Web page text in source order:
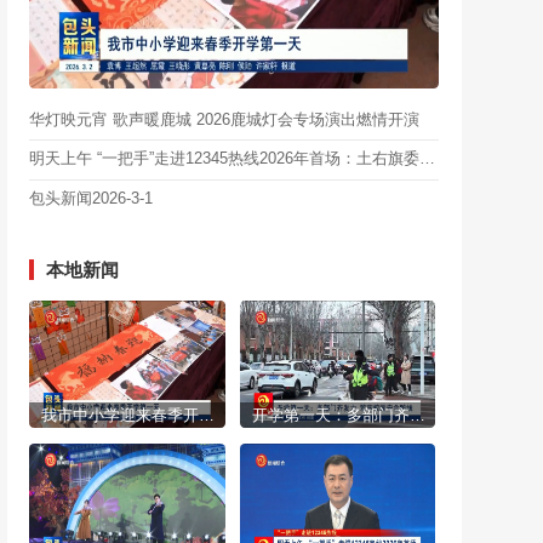
华灯映元宵 歌声暖鹿城 2026鹿城灯会专场演出燃情开演
明天上午 “一把手”走进12345热线2026年首场：土右旗委书记苗林旺带队上线
包头新闻2026-3-1
本地新闻
我市中小学迎来春季开学第一天 开学第一天：多部门齐发力 筑牢校园安全防线